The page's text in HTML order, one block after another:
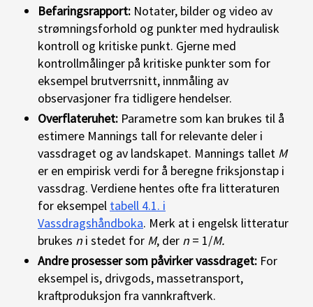
Befaringsrapport: Notater, bilder og video av
strømningsforhold og punkter med hydraulisk
kontroll og kritiske punkt. Gjerne med
kontrollmålinger på kritiske punkter som for
eksempel brutverrsnitt, innmåling av
observasjoner fra tidligere hendelser.
Overflateruhet: Parametre som kan brukes til å
estimere Mannings tall for relevante deler i
vassdraget og av landskapet. Mannings tallet M
er en empirisk verdi for å beregne friksjonstap i
vassdrag. Verdiene hentes ofte fra litteraturen
for eksempel tabell 4.1. i
Vassdragshåndboka. Merk at i engelsk litteratur
brukes n i stedet for M, der n = 1/M.
Andre prosesser som påvirker vassdraget: For
eksempel is, drivgods, massetransport,
kraftproduksjon fra vannkraftverk.